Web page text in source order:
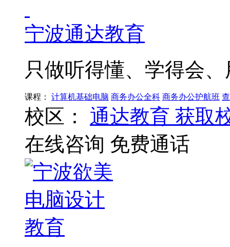
宁波通达教育
只做听得懂、学得会
课程： 计算机基础电脑 商务办公全科 商务办公护航班
校区： 通达教育 获取
在线咨询 免费通话